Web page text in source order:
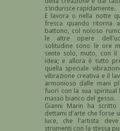
s'indurisce rapidamente.
E lavora o nella notte
fresca quando ritorna
battono, col noioso
le altre opere
solitudine sono le ore
sente solo, muto, con
idea; e allora è tutto
quella speciale
vibrazione creativa e il
armonioso dalle mani
fuori con la sua spiritual
masso bianco del gesso.
Gianni Marin ha
dettami d'arte che forse
luce, che l'artista
strumenti con la stessa